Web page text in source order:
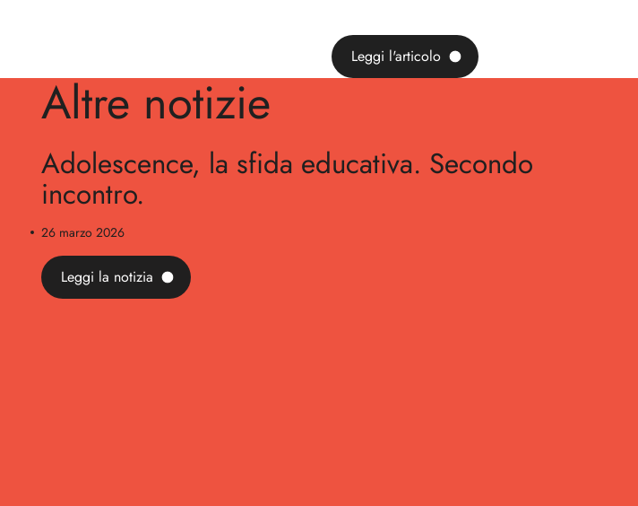
Leggi l'articolo
Altre notizie
Adolescence, la sfida educativa. Secondo
incontro.
26 marzo 2026
Leggi la notizia